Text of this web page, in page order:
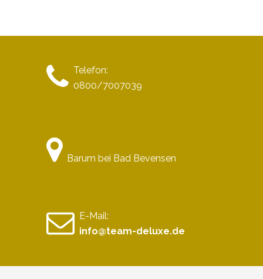
Telefon:
0800/7007039
Barum bei Bad Bevensen
E-Mail:
info@team-deluxe.de